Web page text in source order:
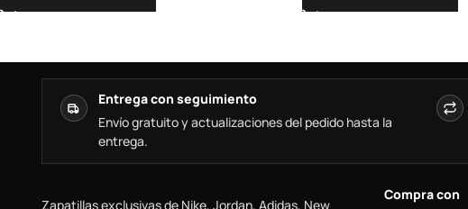
Entrega con seguimiento
Envío gratuito y actualizaciones del pedido hasta la
entrega.
Zapatillas exclusivas de Nike, Jordan, Adidas, New
Compra con